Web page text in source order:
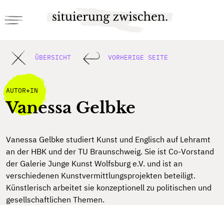
ÜBERSICHT VORHERIGE SEITE
AUTOR*IN
Vanessa Gelbke
Vanessa Gelbke studiert Kunst und Englisch auf Lehramt
an der HBK und der TU Braunschweig. Sie ist Co-Vorstand
der Galerie Junge Kunst Wolfsburg e.V. und ist an
verschiedenen Kunstvermittlungsprojekten beteiligt.
Künstlerisch arbeitet sie konzeptionell zu politischen und
gesellschaftlichen Themen.